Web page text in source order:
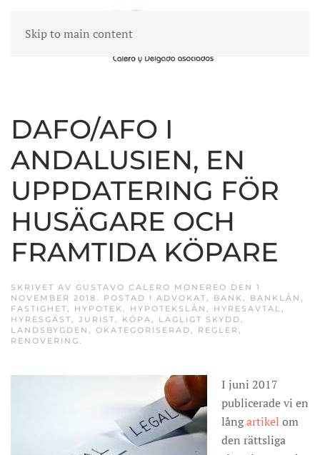
Skip to main content
MENY
DAFO/AFO I
ANDALUSIEN, EN
UPPDATERING FÖR
HUSÄGARE OCH
FRAMTIDA KÖPARE
SKRIVET AV GUSTAVO CALERO MONEREO DEN 1
NOVEMBER 2018. POSTAD I ADVOKAT, BANK, BANKLÅN ,
FASTIGHET, HYPOTEK, HYPOTEKSLÅN , HYRESAVTAL,
HYRESGÄST, JURIST, KÖPA, LAGLIGT SKYDD,
LANDSBYGDEN , OKATEGORISERAD, REGLER ,
RENOVERING.
I juni 2017
publicerade vi en
långartikel om
den rättsliga